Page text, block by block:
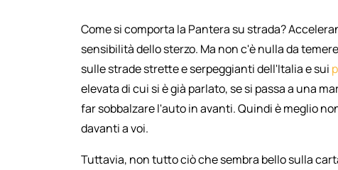
Come si comporta la Pantera su strada?
sensibilità dello sterzo. Ma non c'è nulla da
sulle strade strette e serpeggianti dell'Italia e sui
elevata di cui si è già parlato, se si passa a una
far sobbalzare l'auto in avanti. Quindi è meglio
davanti a voi.
Tuttavia, non tutto ciò che sembra bello sulla